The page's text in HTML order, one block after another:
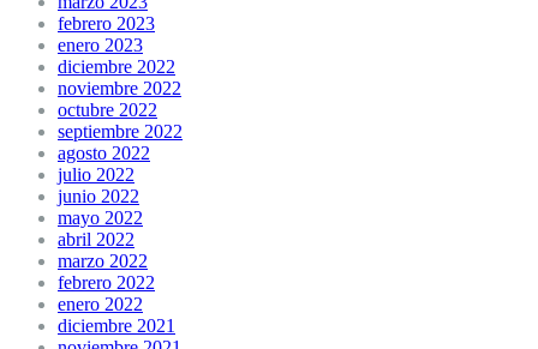
febrero 2023
enero 2023
diciembre 2022
noviembre 2022
octubre 2022
septiembre 2022
agosto 2022
julio 2022
junio 2022
mayo 2022
abril 2022
marzo 2022
febrero 2022
enero 2022
diciembre 2021